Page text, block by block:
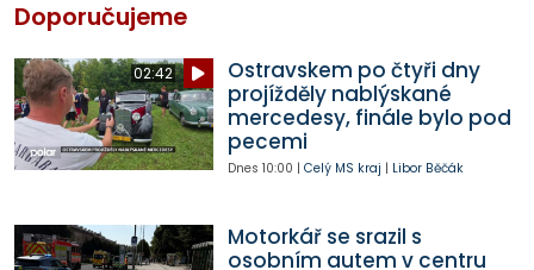
Doporučujeme
02:42
Ostravskem po čtyři dny
projížděly nablýskané
mercedesy, finále bylo pod
pecemi
Dnes 10:00 | Celý MS kraj | Libor Běčák
Motorkář se srazil s
osobním autem v centru